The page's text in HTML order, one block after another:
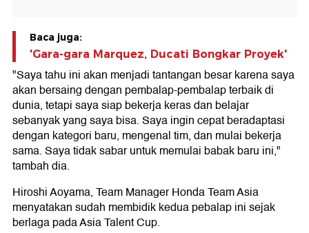
Baca juga:
'Gara-gara Marquez, Ducati Bongkar Proyek'
"Saya tahu ini akan menjadi tantangan besar karena saya
akan bersaing dengan pembalap-pembalap terbaik di
dunia, tetapi saya siap bekerja keras dan belajar
sebanyak yang saya bisa. Saya ingin cepat beradaptasi
dengan kategori baru, mengenal tim, dan mulai bekerja
sama. Saya tidak sabar untuk memulai babak baru ini,"
tambah dia.
Hiroshi Aoyama, Team Manager Honda Team Asia
menyatakan sudah membidik kedua pebalap ini sejak
berlaga pada Asia Talent Cup.